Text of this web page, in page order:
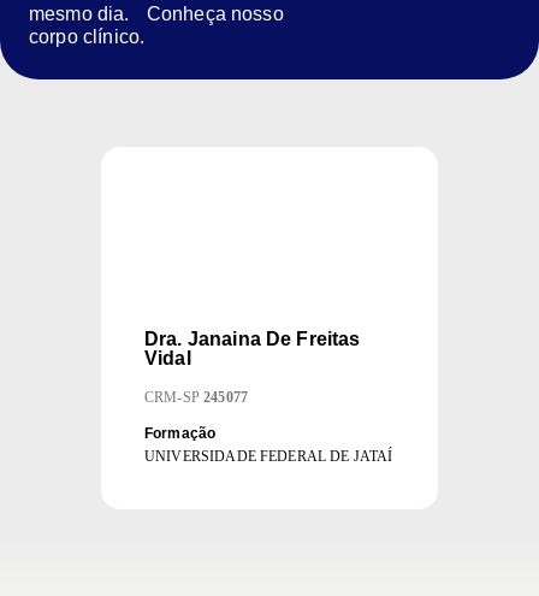
mesmo dia. Conheça nosso
corpo clínico.
Dra. Janaina De Freitas
Vidal
CRM-SP 245077
Formação
UNIVERSIDADE FEDERAL DE JATAÍ